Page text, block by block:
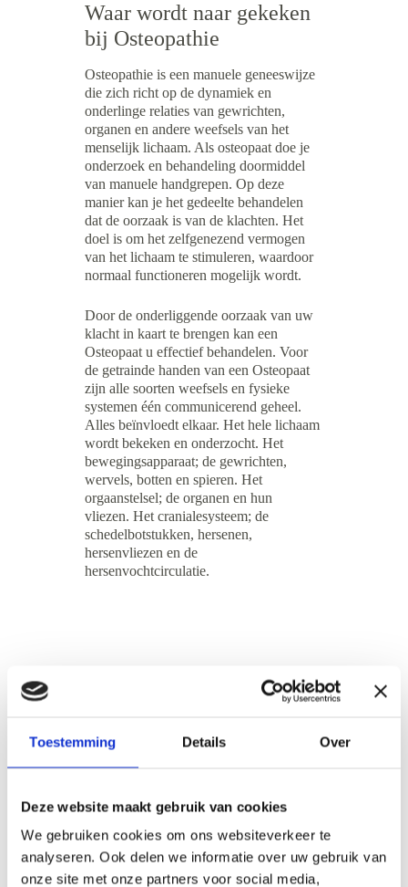
Toestemming Details Over
Deze website maakt gebruik van cookies
We gebruiken cookies om ons websiteverkeer te
analyseren. Ook delen we informatie over uw gebruik van
onze site met onze partners voor social media,
Waar wordt naar gekeken
bij Osteopathie
Osteopathie is een manuele geneeswijze
die zich richt op de dynamiek en
onderlinge relaties van gewrichten,
organen en andere weefsels van het
menselijk lichaam. Als osteopaat doe je
onderzoek en behandeling doormiddel
van manuele handgrepen. Op deze
manier kan je het gedeelte behandelen
dat de oorzaak is van de klachten. Het
doel is om het zelfgenezend vermogen
van het lichaam te stimuleren, waardoor
normaal functioneren mogelijk wordt.
Door de onderliggende oorzaak van uw
klacht in kaart te brengen kan een
Osteopaat u effectief behandelen. Voor
de getrainde handen van een Osteopaat
zijn alle soorten weefsels en fysieke
systemen één communicerend geheel.
Alles beïnvloedt elkaar. Het hele lichaam
wordt bekeken en onderzocht. Het
bewegingsapparaat; de gewrichten,
wervels, botten en spieren. Het
orgaanstelsel; de organen en hun
vliezen. Het cranialesysteem; de
schedelbotstukken, hersenen,
hersenvliezen en de
hersenvochtcirculatie.